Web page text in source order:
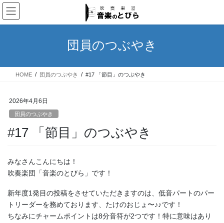
コ
ン
テ
ス
ナ
ビ
ゲ
ン
団員のつぶやき
HOME 団員のつぶやき #17 「節目」のつぶやき
2026年4月6日
団員のつぶやき
#17 「節目」のつぶやき
みなさんこんにちは！
吹奏楽団「音楽のとびら」です！
新年度1発目の投稿をさせていただきますのは、低音パートのパー
トリーダーを務めております、たけのおじょ〜♪♪です！
ちなみにチャームポイントは8分音符が2つです！特に意味はあり